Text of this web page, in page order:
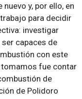
y, por ello, en
para decidir
investigar
capaces de
con este
tomamos fue contar
de
de Polidoro